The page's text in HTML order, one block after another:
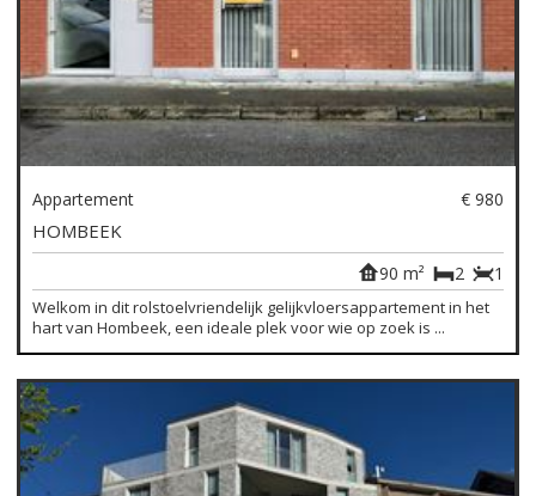
Appartement € 980
HOMBEEK
1
2
90 m²
Welkom in dit rolstoelvriendelijk gelijkvloersappartement in het
hart van Hombeek, een ideale plek voor wie op zoek is ...